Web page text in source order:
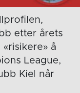
etter årets
å
League,
Kiel når